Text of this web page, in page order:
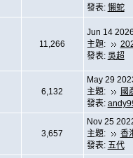
發表: 懶蛇
11,266
Jun 14
主題:
發表: 吳超
6,132
May 29
主題:
國
發表:
3,657
Nov 25
主題:
香
發表: 五代